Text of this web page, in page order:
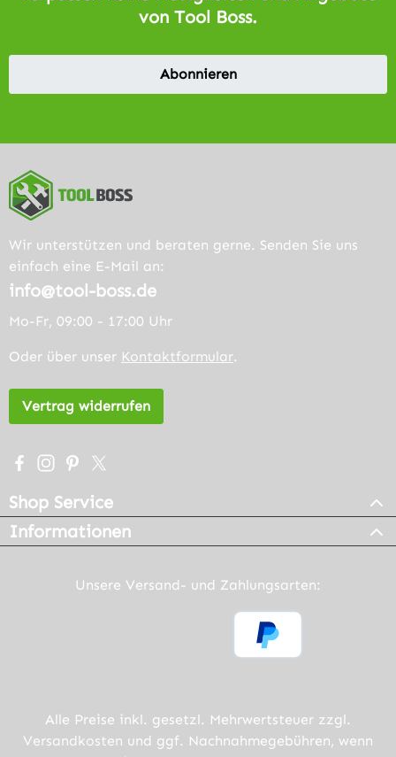
von Tool Boss.
Abonnieren
Wir unterstützen und beraten gerne. Senden Sie uns
einfach eine E-Mail an:
info@tool-boss.de
Mo-Fr, 09:00 - 17:00 Uhr
Oder über unser Kontaktformular.
Vertrag widerrufen
Besuche uns auf Facebook – öffnet in neuem Tab
Schau auf Instagram vorbei – öffnet in neuem Tab
Lass dich auf Pinterest inspirieren – öffnet in
Folge uns auf X – öffnet in neuem Tab
Shop Service
Informationen
Unsere Versand- und Zahlungsarten:
Alle Preise inkl. gesetzl. Mehrwertsteuer zzgl.
Versandkosten und ggf. Nachnahmegebühren, wenn